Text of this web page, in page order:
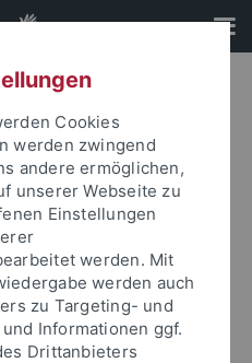
und Ihr Passwort an um sich
Cookies
werden zwingend
andere ermöglichen,
unserer Webseite zu
Einstellungen
werden. Mit
werden auch
zu Targeting- und
Informationen ggf.
Drittanbieters